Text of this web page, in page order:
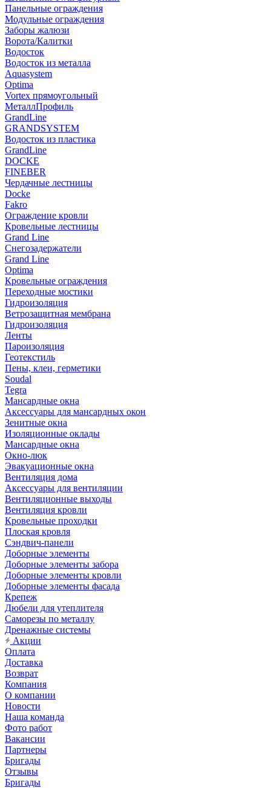
Панельные ограждения
Модульные ограждения
Заборы жалюзи
Ворота/Калитки
Водосток
Водосток из металла
Aquasystem
Optima
Vortex прямоугольный
МеталлПрофиль
GrandLine
GRANDSYSTEM
Водосток из пластика
GrandLine
DOCKE
FINEBER
Чердачные лестницы
Docke
Fakro
Ограждение кровли
Кровельные лестницы
Grand Line
Снегозадержатели
Grand Line
Optima
Кровельные ограждения
Переходные мостики
Гидроизоляция
Ветрозащитная мембрана
Гидроизоляция
Ленты
Пароизоляция
Геотекстиль
Пены, клеи, герметики
Soudal
Tegra
Мансардные окна
Аксессуары для мансардных окон
Зенитные окна
Изоляционные оклады
Мансардные окна
Окно-люк
Эвакуационные окна
Вентиляция дома
Аксессуары для вентиляции
Вентиляционные выходы
Вентиляция кровли
Кровельные проходки
Плоская кровля
Сэндвич-панели
Доборные элементы
Доборные элементы забора
Доборные элементы кровли
Доборные элементы фасада
Крепеж
Дюбели для утеплителя
Саморезы по металлу
Дренажные системы
Акции
Оплата
Доставка
Возврат
Компания
О компании
Новости
Наша команда
Фото работ
Вакансии
Партнеры
Бригады
Отзывы
Бригады